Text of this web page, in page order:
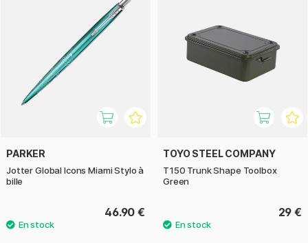
PARKER
Jotter Global Icons Miami Stylo à
bille
46.90 €
TOYO STEEL COMPANY
T150 Trunk Shape Toolbox
Green
29 €